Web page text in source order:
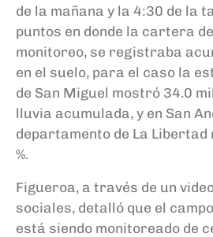
de la mañana y la 4:30 de la
puntos en donde la cartera
monitoreo, se registraba
en el suelo, para el caso la
de San Miguel mostró 34.0
lluvia acumulada, y en San
departamento de La
%.
Figueroa, a través de un
sociales, detalló que el
está siendo monitoreado de